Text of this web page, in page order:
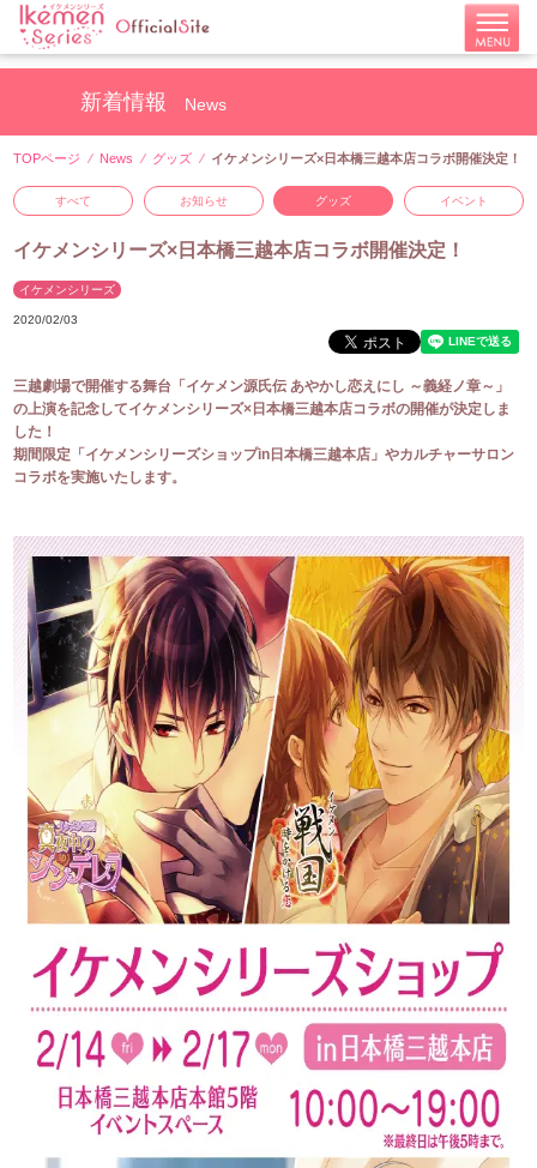
新着情報 News
TOPページ News グッズ イケメンシリーズ×日本橋三越本店コラボ開催決定！
すべて お知らせ グッズ イベント
イケメンシリーズ×日本橋三越本店コラボ開催決定！
イケメンシリーズ
2020/02/03
三越劇場で開催する舞台「イケメン源氏伝 あやかし恋えにし ～義経ノ章～」
の上演を記念してイケメンシリーズ×日本橋三越本店コラボの開催が決定しま
した！
期間限定「イケメンシリーズショップin日本橋三越本店」やカルチャーサロン
コラボを実施いたします。